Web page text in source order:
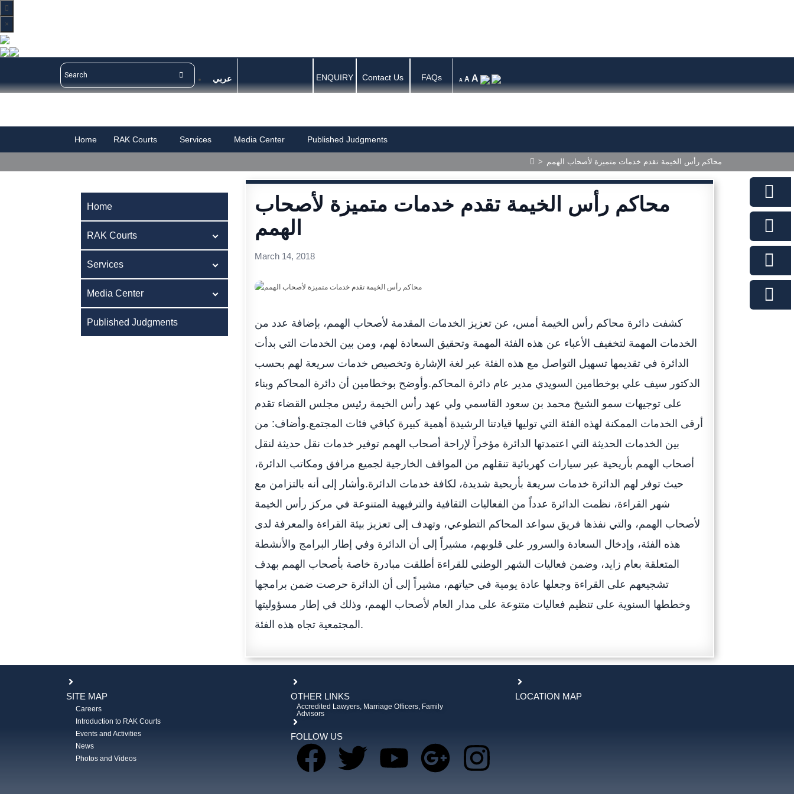
×
عربي ENQUIRY Contact Us FAQs A A A
Home RAK Courts Services Media Center Published Judgments
> محاكم رأس الخيمة تقدم خدمات متميزة لأصحاب الهمم
Home
RAK Courts
Services
Media Center
Published Judgments
محاكم رأس الخيمة تقدم خدمات متميزة لأصحاب
الهمم
March 14, 2018
كشفت دائرة محاكم رأس الخيمة أمس، عن تعزيز الخدمات المقدمة لأصحاب الهمم، بإضافة عدد من
الخدمات المهمة لتخفيف الأعباء عن هذه الفئة المهمة وتحقيق السعادة لهم، ومن بين الخدمات التي بدأت
الدائرة في تقديمها تسهيل التواصل مع هذه الفئة عبر لغة الإشارة وتخصيص خدمات سريعة لهم بحسب
الدكتور سيف علي بوخطامين السويدي مدير عام دائرة المحاكم.وأوضح بوخطامين أن دائرة المحاكم وبناء
على توجيهات سمو الشيخ محمد بن سعود القاسمي ولي عهد رأس الخيمة رئيس مجلس القضاء تقدم
أرقى الخدمات الممكنة لهذه الفئة التي توليها قيادتنا الرشيدة أهمية كبيرة كباقي فئات المجتمع.وأضاف: من
بين الخدمات الحديثة التي اعتمدتها الدائرة مؤخراً لإراحة أصحاب الهمم توفير خدمات نقل حديثة لنقل
أصحاب الهمم بأريحية عبر سيارات كهربائية تنقلهم من المواقف الخارجية لجميع مرافق ومكاتب الدائرة،
حيث توفر لهم الدائرة خدمات سريعة بأريحية شديدة، لكافة خدمات الدائرة.وأشار إلى أنه بالتزامن مع
شهر القراءة، نظمت الدائرة عدداً من الفعاليات الثقافية والترفيهية المتنوعة في مركز رأس الخيمة
لأصحاب الهمم، والتي نفذها فريق سواعد المحاكم التطوعي، وتهدف إلى تعزيز بيئة القراءة والمعرفة لدى
هذه الفئة، وإدخال السعادة والسرور على قلوبهم، مشيراً إلى أن الدائرة وفي إطار البرامج والأنشطة
المتعلقة بعام زايد، وضمن فعاليات الشهر الوطني للقراءة أطلقت مبادرة خاصة بأصحاب الهمم بهدف
تشجيعهم على القراءة وجعلها عادة يومية في حياتهم، مشيراً إلى أن الدائرة حرصت ضمن برامجها
وخططها السنوية على تنظيم فعاليات متنوعة على مدار العام لأصحاب الهمم، وذلك في إطار مسؤوليتها
المجتمعية تجاه هذه الفئة.
SITE MAP
Careers
Introduction to RAK Courts
Events and Activities
News
Photos and Videos
OTHER LINKS
Accredited Lawyers, Marriage Officers, Family
Advisors
FOLLOW US
LOCATION MAP